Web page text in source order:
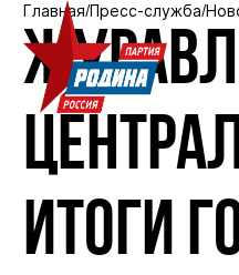
Главная Пресс-служба
ИТОГИ